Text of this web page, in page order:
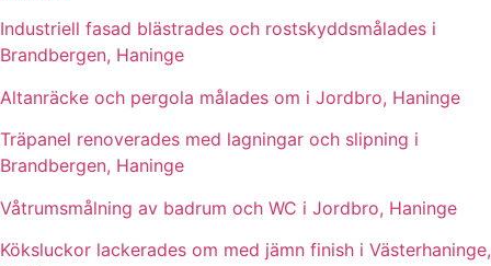
Industriell fasad blästrades och rostskyddsmålades i
Brandbergen, Haninge
Altanräcke och pergola målades om i Jordbro, Haninge
Träpanel renoverades med lagningar och slipning i
Brandbergen, Haninge
Våtrumsmålning av badrum och WC i Jordbro, Haninge
Köksluckor lackerades om med jämn finish i Västerhaninge,